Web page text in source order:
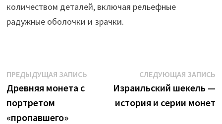
количеством деталей, включая рельефные
радужные оболочки и зрачки.
Навигация
по
записям
ПРЕДЫДУЩАЯ ЗАПИСЬПредыдущая
запись:
Древняя монета с
портретом
«пропавшего»
СЛЕДУЮЩАЯ ЗАПИСЬ
Израильский шекель —
история и серии монет